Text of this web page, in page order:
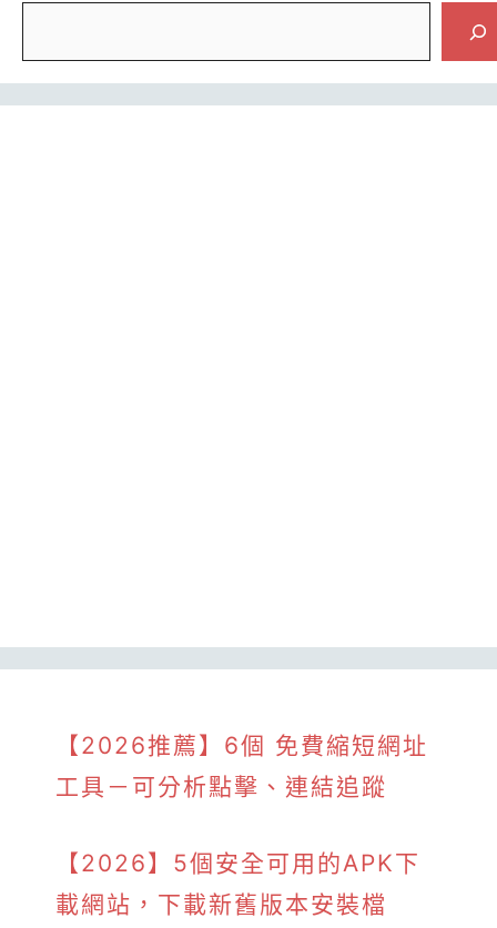
【2026推薦】6個 免費縮短網址
工具－可分析點擊、連結追蹤
【2026】5個安全可用的APK下
載網站，下載新舊版本安裝檔